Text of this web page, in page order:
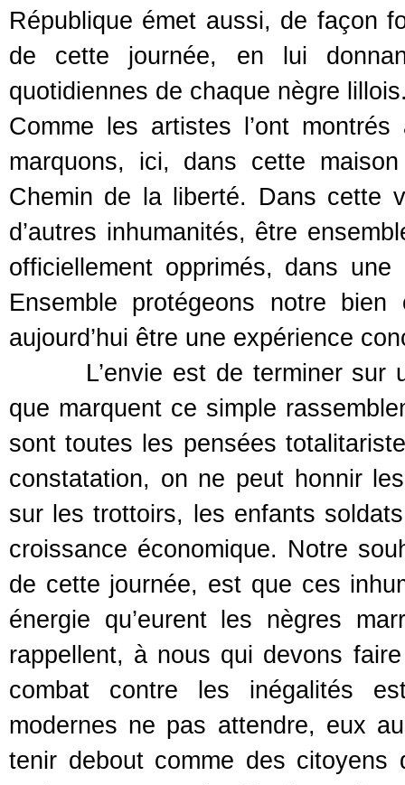
République émet aussi, de façon
de cette journée, en lui
quotidiennes de chaque nègre
Comme les artistes l’ont
marquons, ici, dans cette
Chemin de la liberté. Dans cette
d’autres inhumanités, être
officiellement opprimés, dans
Ensemble protégeons notre bien
aujourd’hui être une expérience
L’envie est de terminer sur
que marquent ce simple
sont toutes les pensées
constatation, on ne peut honnir
sur les trottoirs, les enfants
croissance économique. Notre
de cette journée, est que ces
énergie qu’eurent les nègres
rappellent, à nous qui devons
combat contre les inégalités
modernes ne pas attendre, eux
tenir debout comme des